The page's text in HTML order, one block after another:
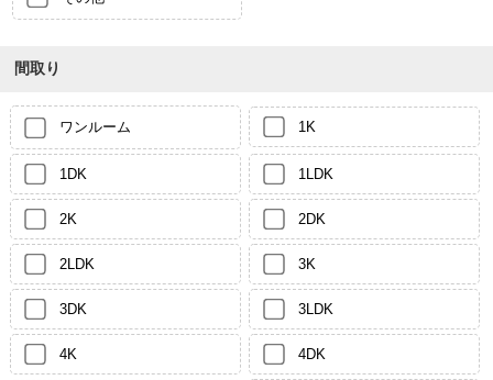
間取り
ワンルーム 1K
1DK 1LDK
2K 2DK
2LDK 3K
3DK 3LDK
4K 4DK